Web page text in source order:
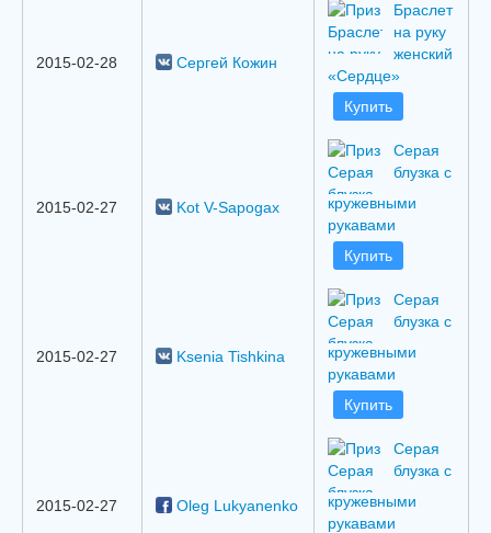
2015-02-28 Сергей Кожин
Браслет
на руку
женский
«Сердце»
Купить
2015-02-27 Kot V-Sapogax
Серая
блузка с
кружевными
рукавами
Купить
2015-02-27 Ksenia Tishkina
Серая
блузка с
кружевными
рукавами
Купить
2015-02-27 Oleg Lukyanenko
Серая
блузка с
кружевными
рукавами